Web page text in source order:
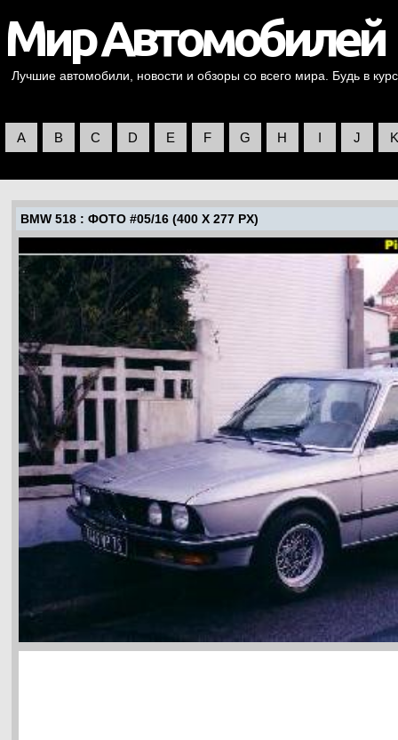
Лучшие автомобили, новости и обзоры со всего мира. Будь в
A B C D E F G H I J K
BMW 518 : ФОТО #05/16 (400 X 277 PX)